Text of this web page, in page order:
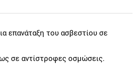
επανάταξη του ασβεστίου σε
σε αντίστροφες οσμώσεις.